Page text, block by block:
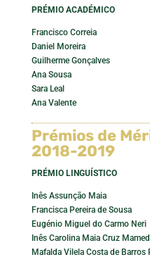
PRÉMIO ACADÉMICO
Francisco Correia
Daniel Moreira
Guilherme Gonçalves
Ana Sousa
Sara Leal
Ana Valente
Prémios de
2018-2019
PRÉMIO LINGUÍSTICO
Inês Assunção Maia
Francisca Pereira de Sousa
Eugénio Miguel do Carmo Neri
Inês Carolina Maia Cruz
Mafalda Vilela Costa de Barros